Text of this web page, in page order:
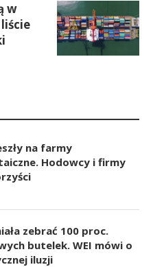
w
na farmy
Hodowcy i firmy
zebrać 100 proc.
butelek. WEI mówi o
iluzji